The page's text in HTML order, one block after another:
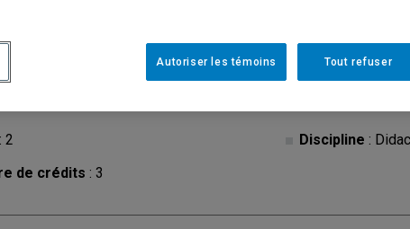
Horaire -
: 2
de crédits : 3
Discipline :
Tout refuser
Autoriser les témoins